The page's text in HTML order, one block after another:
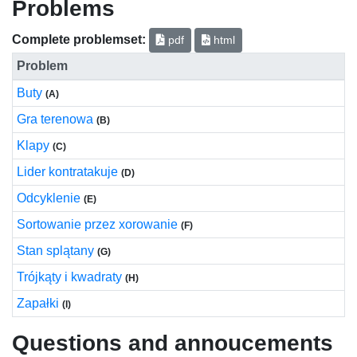
Problems
Complete problemset: pdf html
Problem
Buty (A)
Gra terenowa (B)
Klapy (C)
Lider kontratakuje (D)
Odcyklenie (E)
Sortowanie przez xorowanie (F)
Stan splątany (G)
Trójkąty i kwadraty (H)
Zapałki (I)
Questions and annoucements